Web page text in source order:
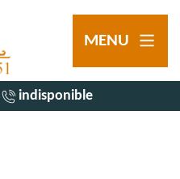
MENU
indisponible